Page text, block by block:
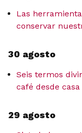
Las
conservar
30 agosto
Seis termos
café desde
29 agosto